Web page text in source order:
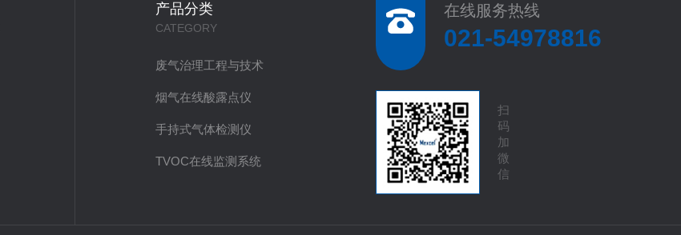
产品分类
CATEGORY
废气治理工程与技术
烟气在线酸露点仪
手持式气体检测仪
TVOC在线监测系统
在线服务热线
021-54978816
扫
码
加
微
信